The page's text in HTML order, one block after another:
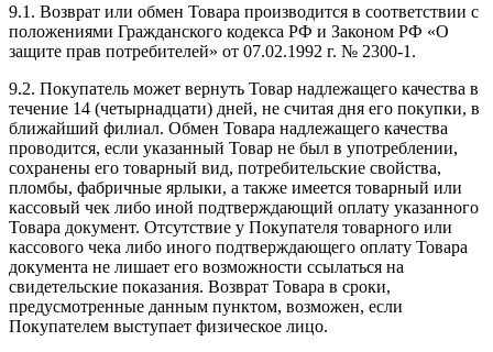
9.1. Возврат или обмен Товара производится в соответствии с
положениями Гражданского кодекса РФ и Законом РФ «О
защите прав потребителей» от 07.02.1992 г. № 2300-1.
9.2. Покупатель может вернуть Товар надлежащего качества в
течение 14 (четырнадцати) дней, не считая дня его покупки, в
ближайший филиал. Обмен Товара надлежащего качества
проводится, если указанный Товар не был в употреблении,
сохранены его товарный вид, потребительские свойства,
пломбы, фабричные ярлыки, а также имеется товарный или
кассовый чек либо иной подтверждающий оплату указанного
Товара документ. Отсутствие у Покупателя товарного или
кассового чека либо иного подтверждающего оплату Товара
документа не лишает его возможности ссылаться на
свидетельские показания. Возврат Товара в сроки,
предусмотренные данным пунктом, возможен, если
Покупателем выступает физическое лицо.